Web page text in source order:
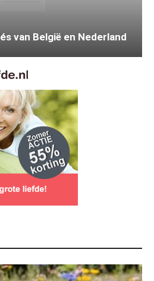
van België en Nederland